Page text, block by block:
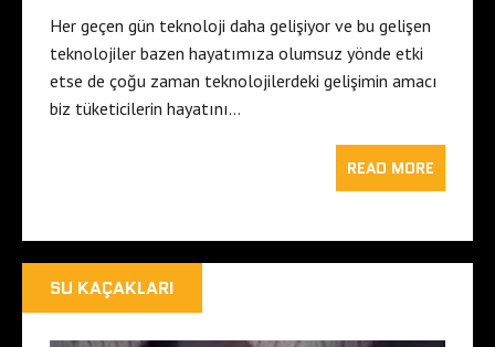
Her geçen gün teknoloji daha gelişiyor ve bu gelişen
teknolojiler bazen hayatımıza olumsuz yönde etki
etse de çoğu zaman teknolojilerdeki gelişimin amacı
biz tüketicilerin hayatını…
READ MORE
SU KAÇAKLARI